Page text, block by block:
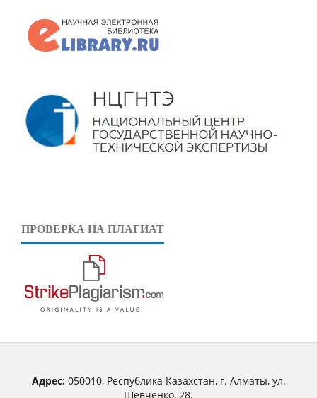
ПРОВЕРКА НА ПЛАГИАТ
Адрес:050010, Республика Казахстан, г. Алматы, ул.
Шевченко, 28.